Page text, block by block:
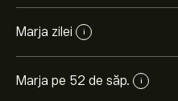
Marja zilei i
Marja pe 52 de săp. i